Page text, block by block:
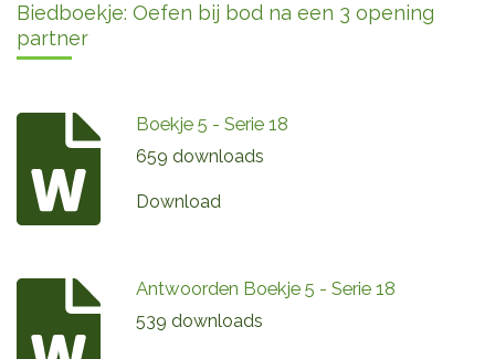
Biedboekje: Oefen bij bod na een 3 opening
partner
Boekje 5 - Serie 18
659 downloads
Download
Antwoorden Boekje 5 - Serie 18
539 downloads